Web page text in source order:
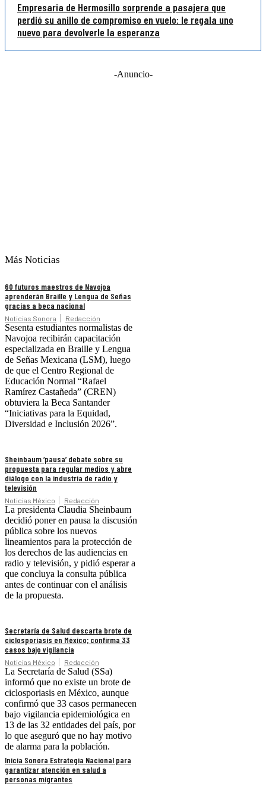
Empresaria de Hermosillo sorprende a pasajera que
perdió su anillo de compromiso en vuelo: le regala uno
nuevo para devolverle la esperanza
-Anuncio-
Más Noticias
60 futuros maestros de Navojoa
aprenderán Braille y Lengua de Señas
gracias a beca nacional
Noticias Sonora Redacción
Sesenta estudiantes normalistas de
Navojoa recibirán capacitación
especializada en Braille y Lengua
de Señas Mexicana (LSM), luego
de que el Centro Regional de
Educación Normal “Rafael
Ramírez Castañeda” (CREN)
obtuviera la Beca Santander
“Iniciativas para la Equidad,
Diversidad e Inclusión 2026”.
Sheinbaum ‘pausa’ debate sobre su
propuesta para regular medios y abre
diálogo con la industria de radio y
televisión
Noticias México Redacción
La presidenta Claudia Sheinbaum
decidió poner en pausa la discusión
pública sobre los nuevos
lineamientos para la protección de
los derechos de las audiencias en
radio y televisión, y pidió esperar a
que concluya la consulta pública
antes de continuar con el análisis
de la propuesta.
Secretaría de Salud descarta brote de
ciclosporiasis en México; confirma 33
casos bajo vigilancia
Noticias México Redacción
La Secretaría de Salud (SSa)
informó que no existe un brote de
ciclosporiasis en México, aunque
confirmó que 33 casos permanecen
bajo vigilancia epidemiológica en
13 de las 32 entidades del país, por
lo que aseguró que no hay motivo
de alarma para la población.
Inicia Sonora Estrategia Nacional para
garantizar atención en salud a
personas migrantes